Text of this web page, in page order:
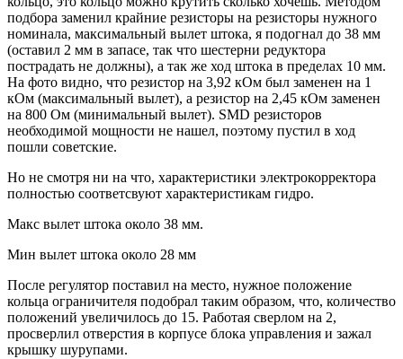
подбора заменил крайние резисторы на резисторы нужного
номинала, максимальный вылет штока, я подогнал до 38 мм
(оставил 2 мм в запасе, так что шестерни редуктора
пострадать не должны), а так же ход штока в пределах 10 мм.
На фото видно, что резистор на 3,92 кОм был заменен на 1
кОм (максимальный вылет), а резистор на 2,45 кОм заменен
на 800 Ом (минимальный вылет). SMD резисторов
необходимой мощности не нашел, поэтому пустил в ход
пошли советские.
Но не смотря ни на что, характеристики электрокорректора
полностью соответсвуют характеристикам гидро.
Макс вылет штока около 38 мм.
Мин вылет штока около 28 мм
После регулятор поставил на место, нужное положение
кольца ограничителя подобрал таким образом, что, количество
положений увеличилось до 15. Работая сверлом на 2,
просверлил отверстия в корпусе блока управления и зажал
крышку шурупами.